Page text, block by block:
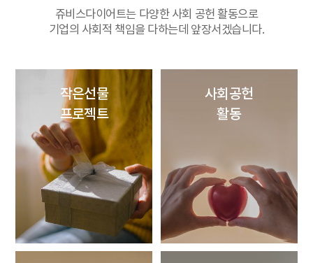
쥬비스다이어트는 다양한 사회 공헌 활동으로
기업의 사회적 책임을 다하는데 앞장서겠습니다.
작은선물
프로젝트
사회공헌
활동